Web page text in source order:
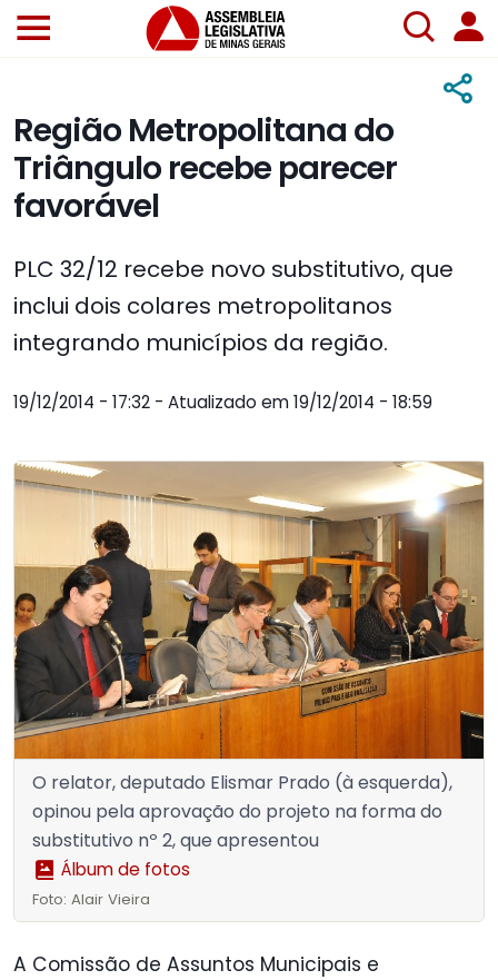
Região Metropolitana do
Triângulo recebe parecer
favorável
PLC 32/12 recebe novo substitutivo, que
inclui dois colares metropolitanos
integrando municípios da região.
19/12/2014 - 17:32 - Atualizado em 19/12/2014 - 18:59
O relator, deputado Elismar Prado (à esquerda),
opinou pela aprovação do projeto na forma do
substitutivo nº 2, que apresentou
Álbum de fotos
Foto: Alair Vieira
A Comissão de Assuntos Municipais e